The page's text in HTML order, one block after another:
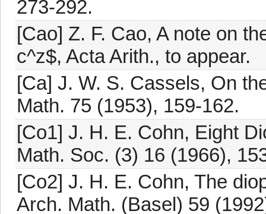
273-292.
[Cao] Z. F. Cao, A note on
c^z$, Acta Arith., to appear.
[Ca] J. W. S. Cassels, On
Math. 75 (1953), 159-162.
[Co1] J. H. E. Cohn, Eight
Math. Soc. (3) 16 (1966),
[Co2] J. H. E. Cohn, The
Arch. Math. (Basel) 59